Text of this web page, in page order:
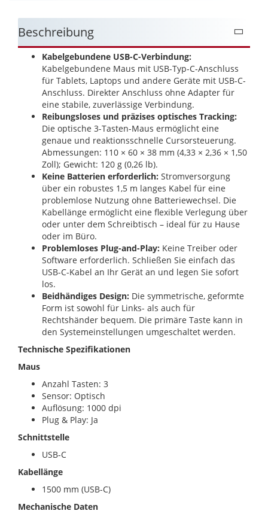
Beschreibung
Kabelgebundene USB-C-Verbindung:
Kabelgebundene Maus mit USB-Typ-C-Anschluss
für Tablets, Laptops und andere Geräte mit USB-C-
Anschluss. Direkter Anschluss ohne Adapter für
eine stabile, zuverlässige Verbindung.
Reibungsloses und präzises optisches Tracking:
Die optische 3-Tasten-Maus ermöglicht eine
genaue und reaktionsschnelle Cursorsteuerung.
Abmessungen: 110 × 60 × 38 mm (4,33 × 2,36 × 1,50
Zoll); Gewicht: 120 g (0,26 lb).
Keine Batterien erforderlich: Stromversorgung
über ein robustes 1,5 m langes Kabel für eine
problemlose Nutzung ohne Batteriewechsel. Die
Kabellänge ermöglicht eine flexible Verlegung über
oder unter dem Schreibtisch – ideal für zu Hause
oder im Büro.
Problemloses Plug-and-Play: Keine Treiber oder
Software erforderlich. Schließen Sie einfach das
USB-C-Kabel an Ihr Gerät an und legen Sie sofort
los.
Beidhändiges Design: Die symmetrische, geformte
Form ist sowohl für Links- als auch für
Rechtshänder bequem. Die primäre Taste kann in
den Systemeinstellungen umgeschaltet werden.
Technische Spezifikationen
Maus
Anzahl Tasten: 3
Sensor: Optisch
Auflösung: 1000 dpi
Plug & Play: Ja
Schnittstelle
USB-C
Kabellänge
1500 mm (USB-C)
Mechanische Daten